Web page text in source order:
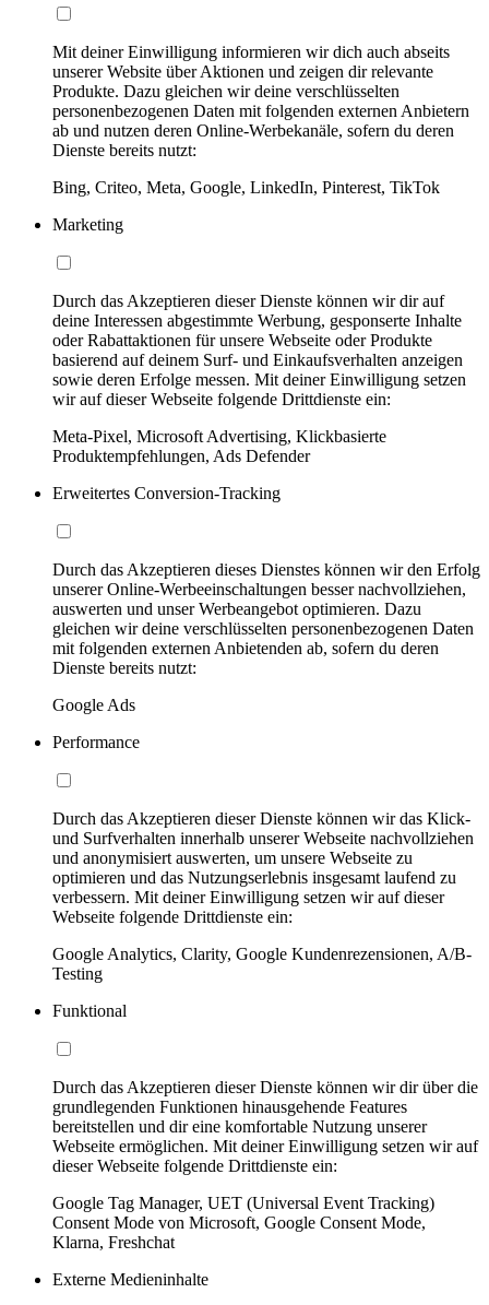
Mit deiner Einwilligung informieren wir dich auch abseits
unserer Website über Aktionen und zeigen dir relevante
Produkte. Dazu gleichen wir deine verschlüsselten
personenbezogenen Daten mit folgenden externen Anbietern
ab und nutzen deren Online-Werbekanäle, sofern du deren
Dienste bereits nutzt:
Bing, Criteo, Meta, Google, LinkedIn, Pinterest, TikTok
Marketing
Durch das Akzeptieren dieser Dienste können wir dir auf
deine Interessen abgestimmte Werbung, gesponserte Inhalte
oder Rabattaktionen für unsere Webseite oder Produkte
basierend auf deinem Surf- und Einkaufsverhalten anzeigen
sowie deren Erfolge messen. Mit deiner Einwilligung setzen
wir auf dieser Webseite folgende Drittdienste ein:
Meta-Pixel, Microsoft Advertising, Klickbasierte
Produktempfehlungen, Ads Defender
Erweitertes Conversion-Tracking
Durch das Akzeptieren dieses Dienstes können wir den Erfolg
unserer Online-Werbeeinschaltungen besser nachvollziehen,
auswerten und unser Werbeangebot optimieren. Dazu
gleichen wir deine verschlüsselten personenbezogenen Daten
mit folgenden externen Anbietenden ab, sofern du deren
Dienste bereits nutzt:
Google Ads
Performance
Durch das Akzeptieren dieser Dienste können wir das Klick-
und Surfverhalten innerhalb unserer Webseite nachvollziehen
und anonymisiert auswerten, um unsere Webseite zu
optimieren und das Nutzungserlebnis insgesamt laufend zu
verbessern. Mit deiner Einwilligung setzen wir auf dieser
Webseite folgende Drittdienste ein:
Google Analytics, Clarity, Google Kundenrezensionen, A/B-
Testing
Funktional
Durch das Akzeptieren dieser Dienste können wir dir über die
grundlegenden Funktionen hinausgehende Features
bereitstellen und dir eine komfortable Nutzung unserer
Webseite ermöglichen. Mit deiner Einwilligung setzen wir auf
dieser Webseite folgende Drittdienste ein:
Google Tag Manager, UET (Universal Event Tracking)
Consent Mode von Microsoft, Google Consent Mode,
Klarna, Freshchat
Externe Medieninhalte